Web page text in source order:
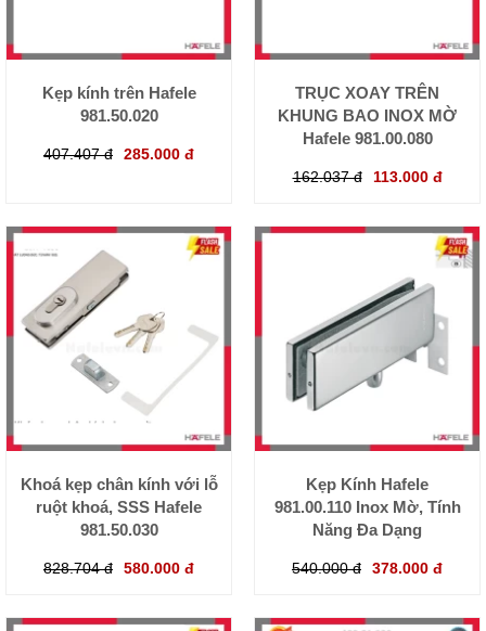
Kẹp kính trên Hafele
981.50.020
407.407 đ 285.000 đ
TRỤC XOAY TRÊN
KHUNG BAO INOX MỜ
Hafele 981.00.080
162.037 đ 113.000 đ
Khoá kẹp chân kính với lỗ
ruột khoá, SSS Hafele
981.50.030
828.704 đ 580.000 đ
Kẹp Kính Hafele
981.00.110 Inox Mờ, Tính
Năng Đa Dạng
540.000 đ 378.000 đ